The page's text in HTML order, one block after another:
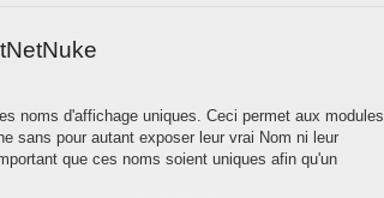
noms d'affichage uniques. Ceci permet aux modules
sans pour autant exposer leur vrai Nom ni leur
que ces noms soient uniques afin qu'un